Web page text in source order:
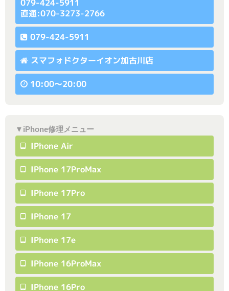
079-424-5911
直通:070-3273-2766
079-424-5911
スマフォドクターイオン加古川店
10:00〜20:00
▼iPhone修理メニュー
IPhone Air
IPhone 17ProMax
IPhone 17Pro
IPhone 17
IPhone 17e
IPhone 16ProMax
IPhone 16Pro